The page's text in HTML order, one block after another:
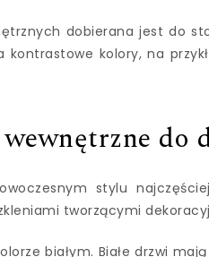
dobierana jest do
kolory, na
do
stylu
tworzącymi
białym. Białe drzwi